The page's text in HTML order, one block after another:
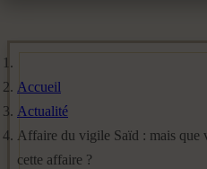
Accueil
Actualité
Affaire du vigile Saïd : mais que
cette affaire ?